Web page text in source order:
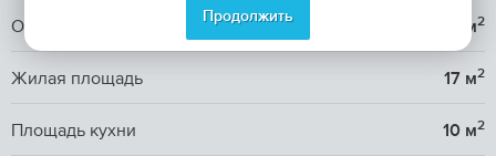
Общая площадь 35 м2
Жилая площадь 17 м2
Площадь кухни 10 м2
Продолжить